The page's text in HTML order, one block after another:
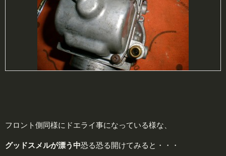
フロント側同様にドエライ事になっている様な、
グッドスメルが漂う中恐る恐る開けてみると・・・